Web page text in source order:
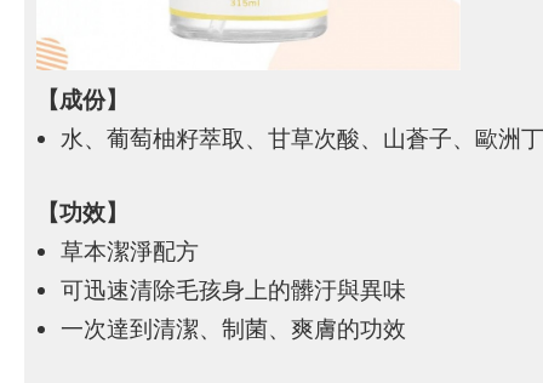
【成份】
水、葡萄柚籽萃取、甘草次酸、山蒼子、歐洲
【功效】
草本潔淨配方
可迅速清除毛孩身上的髒汙與異味
一次達到清潔、制菌、爽膚的功效